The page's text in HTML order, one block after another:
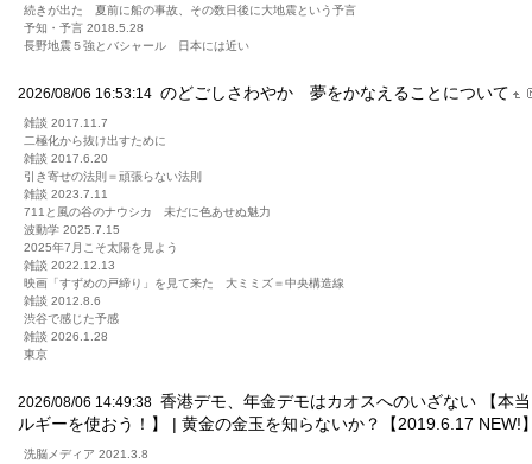
続きが出た 夏前に船の事故、その数日後に大地震という予言
予知・予言 2018.5.28
長野地震５強とバシャール 日本には近い
2026/08/06 16:53:14 のどごしさわやか 夢をかなえることについて
雑談 2017.11.7
二極化から抜け出すために
雑談 2017.6.20
引き寄せの法則＝頑張らない法則
雑談 2023.7.11
711と風の谷のナウシカ 未だに色あせぬ魅力
波動学 2025.7.15
2025年7月こそ太陽を見よう
雑談 2022.12.13
映画「すずめの戸締り」を見て来た 大ミミズ＝中央構造線
雑談 2012.8.6
渋谷で感じた予感
雑談 2026.1.28
東京
2026/08/06 14:49:38 香港デモ、年金デモはカオスへのいざない 【本
ルギーを使おう！】 | 黄金の金玉を知らないか？【2019.6.17 NEW!
洗脳メディア 2021.3.8